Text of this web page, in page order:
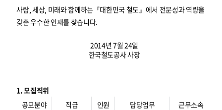
사람, 세상, 미래와 함께하는『대한민국 철도』에서 전문성과 역량을
갖춘 우수한 인재를 찾습니다.
2014년 7월 24일
한국철도공사 사장
1. 모집직위
공모분야
직급 인원 담당업무 근무소속